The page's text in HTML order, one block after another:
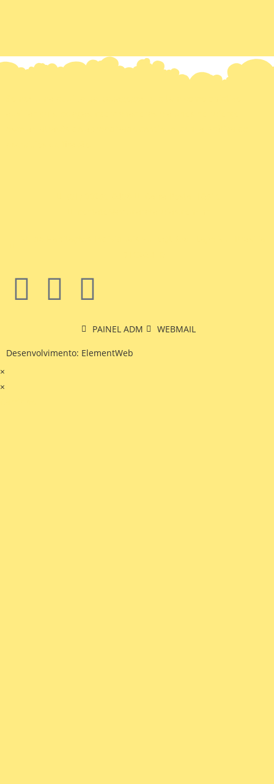
PAINEL ADM WEBMAIL
Desenvolvimento: ElementWeb
×
×